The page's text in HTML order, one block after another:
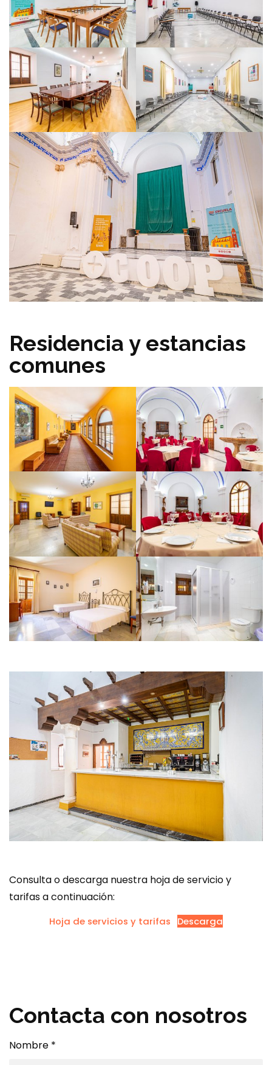
Residencia y estancias
comunes
Consulta o descarga nuestra hoja de servicio y
tarifas a continuación:
Hoja de servicios y tarifas Descarga
Contacta con nosotros
Nombre *